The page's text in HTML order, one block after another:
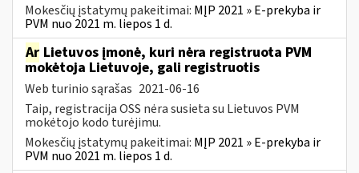
Mokesčių įstatymų pakeitimai: MĮP 2021 » E-prekyba ir
PVM nuo 2021 m. liepos 1 d.
Ar Lietuvos įmonė, kuri nėra registruota PVM
mokėtoja Lietuvoje, gali registruotis
Web turinio sąrašas 2021-06-16
Taip, registracija OSS nėra susieta su Lietuvos PVM
mokėtojo kodo turėjimu.
Mokesčių įstatymų pakeitimai: MĮP 2021 » E-prekyba ir
PVM nuo 2021 m. liepos 1 d.